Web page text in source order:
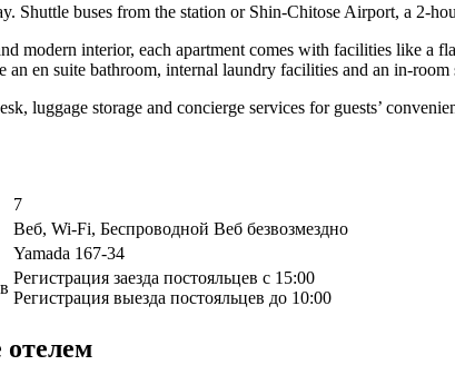
Shuttle buses from the station or Shin-Chitose Airport, a 2-
modern interior, each apartment comes with facilities like
en suite bathroom, internal laundry facilities and an in-room
luggage storage and concierge services for guests’
7
Веб, Wi-Fi, Беспроводной Веб безвозмездно
Yamada 167-34
Регистрация заезда постояльцев с 15:00
Регистрация выезда постояльцев до 10:00
отелем